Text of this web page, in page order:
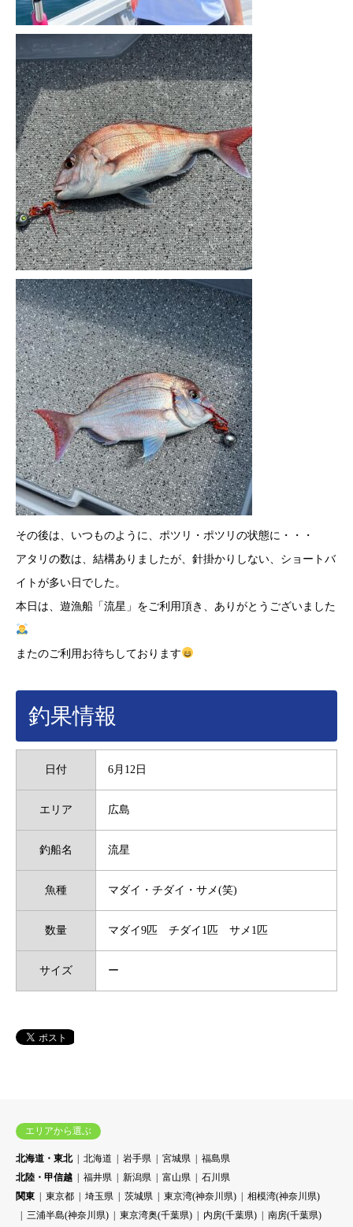
その後は、いつものように、ポツリ・ポツリの状態に・・・
アタリの数は、結構ありましたが、針掛かりしない、ショートバ
イトが多い日でした。
本日は、遊漁船「流星」をご利用頂き、ありがとうございました
またのご利用お待ちしております
釣果情報
日付 6月12日
エリア 広島
釣船名 流星
魚種 マダイ・チダイ・サメ(笑)
数量 マダイ9匹 チダイ1匹 サメ1匹
サイズ ー
エリアから選ぶ
北海道・東北 北海道 岩手県 宮城県
福島県
北陸・甲信越
福井県 新潟県 富山県
石川県
関東
東京都 埼玉県 茨城県 東京湾(神奈川県)
相模湾(神奈川県)
三浦半島(神奈川県)
東京湾奥(千葉県) 内房(千葉県)
南房(千葉県)